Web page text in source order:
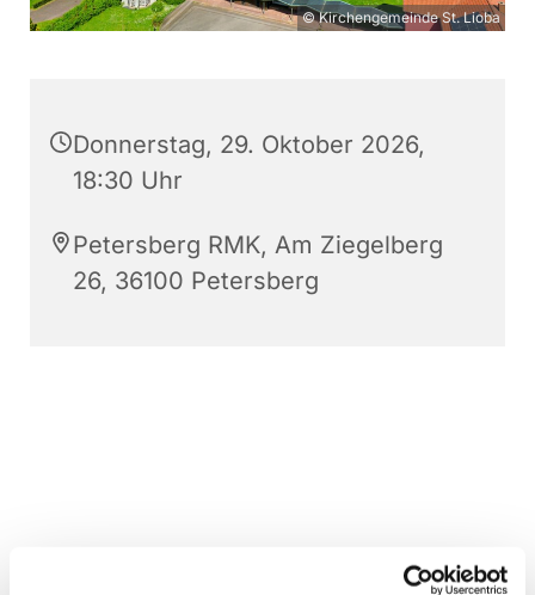
© Kirchengemeinde St. Lioba
Donnerstag, 29. Oktober 2026,
18:30 Uhr
Petersberg RMK, Am Ziegelberg
26, 36100 Petersberg